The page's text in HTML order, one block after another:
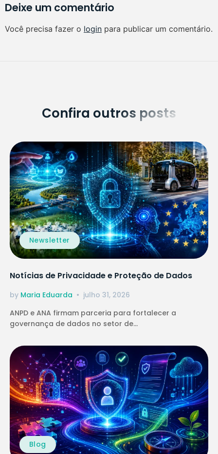
Deixe um comentário
Você precisa fazer o login para publicar um comentário.
Confira outros posts
Newsletter
Notícias de Privacidade e Proteção de Dados
by Maria Eduarda
julho 31, 2026
ANPD e ANA firmam parceria para fortalecer a
governança de dados no setor de...
Blog